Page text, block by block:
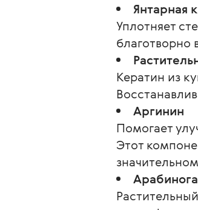
Янтарная
Уплотняет
благотворно
Кератин из
Аргинин
Помогает
Этот